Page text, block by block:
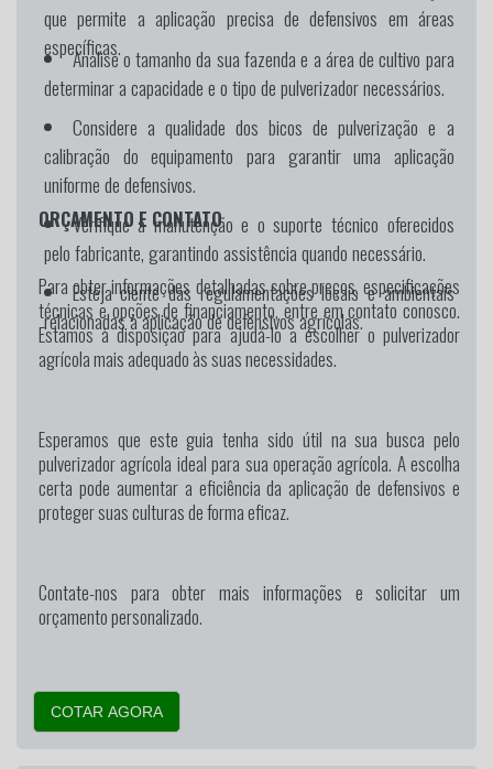
que permite a aplicação precisa de defensivos em áreas
específicas.
Analise o tamanho da sua fazenda e a área de cultivo para
determinar a capacidade e o tipo de pulverizador necessários.
Considere a qualidade dos bicos de pulverização e a
calibração do equipamento para garantir uma aplicação
uniforme de defensivos.
Verifique a manutenção e o suporte técnico oferecidos
pelo fabricante, garantindo assistência quando necessário.
Esteja ciente das regulamentações locais e ambientais
relacionadas à aplicação de defensivos agrícolas.
ORÇAMENTO E CONTATO
Para obter informações detalhadas sobre preços, especificações
técnicas e opções de financiamento, entre em contato conosco.
Estamos à disposição para ajudá-lo a escolher o pulverizador
agrícola mais adequado às suas necessidades.
Esperamos que este guia tenha sido útil na sua busca pelo
pulverizador agrícola ideal para sua operação agrícola. A escolha
certa pode aumentar a eficiência da aplicação de defensivos e
proteger suas culturas de forma eficaz.
Contate-nos para obter mais informações e solicitar um
orçamento personalizado.
COTAR AGORA